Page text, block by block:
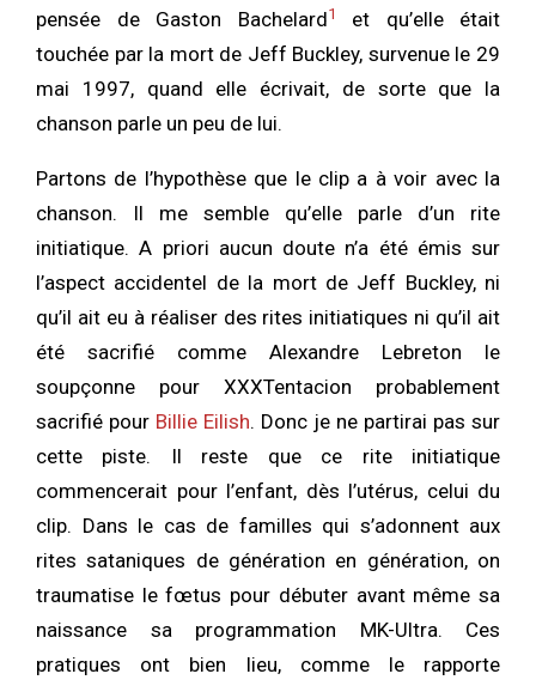
pensée de Gaston Bachelard1
et qu’elle était
touchée par la mort de Jeff Buckley, survenue le 29
mai 1997, quand elle écrivait, de sorte que la
chanson parle un peu de lui.
Partons de l’hypothèse que le clip a à voir avec la
chanson. Il me semble qu’elle parle d’un rite
initiatique. A priori aucun doute n’a été émis sur
l’aspect accidentel de la mort de Jeff Buckley, ni
qu’il ait eu à réaliser des rites initiatiques ni qu’il ait
été sacrifié comme Alexandre Lebreton le
soupçonne pour XXXTentacion probablement
sacrifié pour Billie Eilish. Donc je ne partirai pas sur
cette piste. Il reste que ce rite initiatique
commencerait pour l’enfant, dès l’utérus, celui du
clip. Dans le cas de familles qui s’adonnent aux
rites sataniques de génération en génération, on
traumatise le fœtus pour débuter avant même sa
naissance sa programmation MK-Ultra. Ces
pratiques ont bien lieu, comme le rapporte